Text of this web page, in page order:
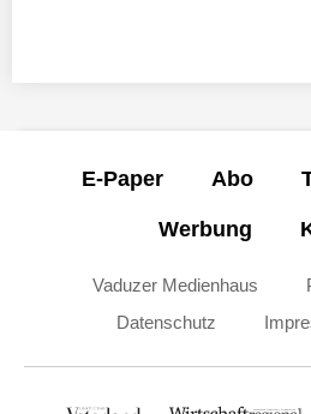
E-Paper Abo
Werbung
Vaduzer Medienhaus
Datenschutz